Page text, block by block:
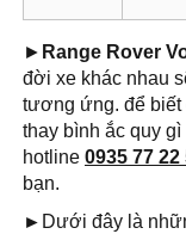
► Range Rover
đời xe khác nhau
tương ứng. để biết
thay bình ắc quy
hotline 0935 77 22
bạn.
► Dưới đây là